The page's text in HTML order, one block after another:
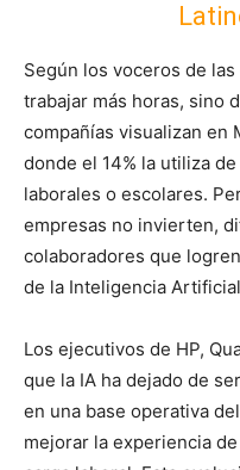
Según los voceros de
trabajar más horas, sino
compañías visualizan en
donde el 14% la utiliza
laborales o escolares.
empresas no invierten,
colaboradores que
de la Inteligencia
Los ejecutivos de HP,
que la IA ha dejado de
en una base operativa
mejorar la experiencia